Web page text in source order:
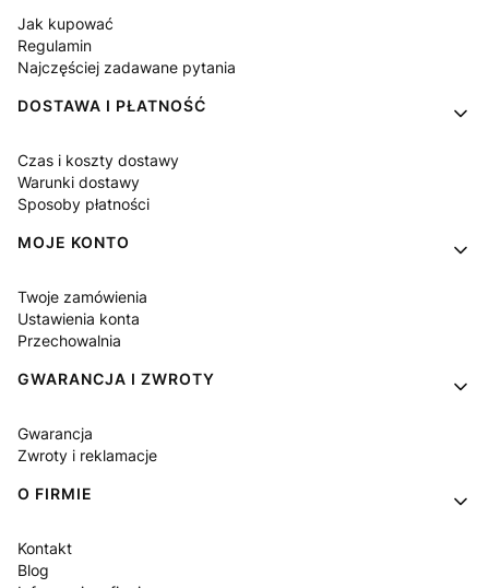
Jak kupować
Regulamin
Najczęściej zadawane pytania
DOSTAWA I PŁATNOŚĆ
Czas i koszty dostawy
Warunki dostawy
Sposoby płatności
MOJE KONTO
Twoje zamówienia
Ustawienia konta
Przechowalnia
GWARANCJA I ZWROTY
Gwarancja
Zwroty i reklamacje
O FIRMIE
Kontakt
Blog